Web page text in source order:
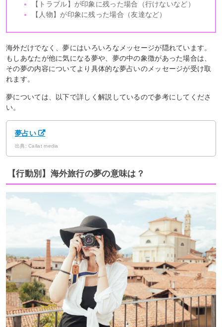
【トラブル】が印象に残った場合（行けないなど）
【人物】が印象に残った場合（友達など）
海外だけでなく、夢にはいろいろなメッセージが隠れています。
もしあなたが他に気になる夢や、夢の中の象徴があった場合は、
その夢の内容についてより具体的な夢占いのメッセージが受け取
れます。
夢については、以下で詳しく解説しているので参考にしてくださ
い。
夢占い
出典: Callat media
【行動別】海外旅行の夢の意味は？